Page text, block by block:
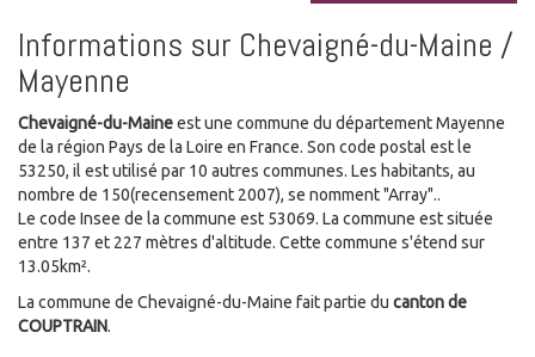
Informations sur Chevaigné-du-Maine /
Mayenne
Chevaigné-du-Maineest une commune du département Mayenne
de la région Pays de la Loire en France. Son code postal est le
53250, il est utilisé par 10 autres communes. Les habitants, au
nombre de 150(recensement 2007), se nomment "Array"..
Le code Insee de la commune est 53069. La commune est située
entre 137 et 227 mètres d'altitude. Cette commune s'étend sur
13.05km².
La commune de Chevaigné-du-Maine fait partie du canton de
COUPTRAIN.